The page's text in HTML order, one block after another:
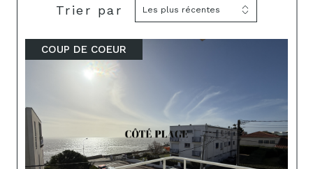
Trier par Les plus récentes
COUP DE COEUR